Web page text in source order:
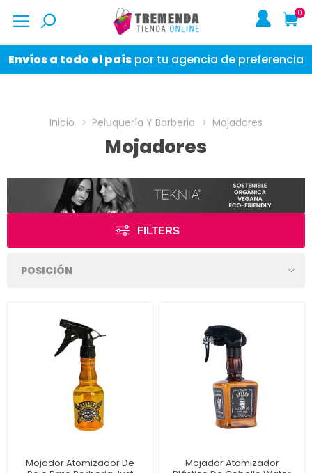
0
Envíos a todo el país por tu agencia de preferencia
Inicio Peluquería Y Barberia Mojadores
Mojadores
FILTERS
Mojador Atomizador De
Mojador Atomizador